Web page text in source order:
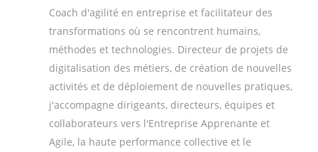
Coach d'agilité en entreprise et facilitateur des
transformations où se rencontrent humains,
méthodes et technologies. Directeur de projets de
digitalisation des métiers, de création de nouvelles
activités et de déploiement de nouvelles pratiques,
j'accompagne dirigeants, directeurs, équipes et
collaborateurs vers l'Entreprise Apprenante et
Agile, la haute performance collective et le